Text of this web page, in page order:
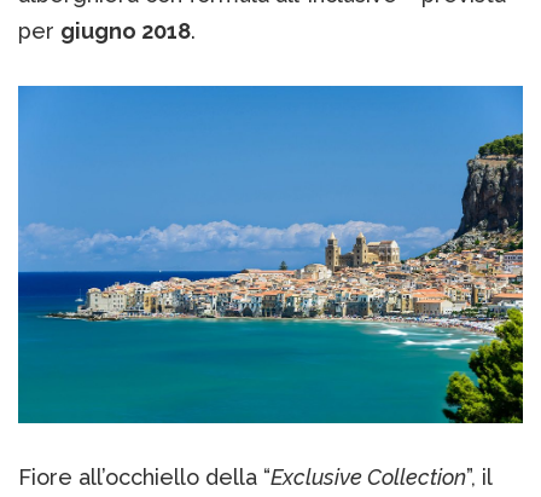
per giugno 2018.
Fiore all’occhiello della “Exclusive Collection”, il